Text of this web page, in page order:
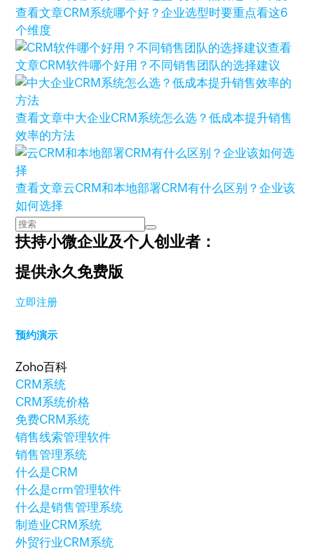
查看文章CRM系统哪个好？企业选型时要重点看这6
个维度
查看
文章CRM软件哪个好用？不同销售团队的选择建议
查看文章中大企业CRM系统怎么选？低成本提升销售
效率的方法
查看文章云CRM和本地部署CRM有什么区别？企业该
如何选择
扶持小微企业及个人创业者：
提供永久免费版
立即注册
预约演示
Zoho百科
CRM系统
CRM系统价格
免费CRM系统
销售线索管理软件
销售管理系统
什么是CRM
什么是crm管理软件
什么是销售管理系统
制造业CRM系统
外贸行业CRM系统